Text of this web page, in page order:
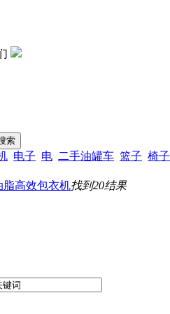
电子 电 二手油罐车 篮子 椅
脂高效包衣机找到20结果